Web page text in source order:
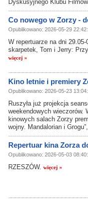
Dyskusyjnego Klubu
Co nowego w Zorzy -
Opublikowano: 2026-05-29
W repertuarze na dni
skarpetek, Tom i Jerry:
więcej »
Kino letnie i premiery
Opublikowano: 2026-05-23
Ruszyła już projekcja
weekendowych wieczorów.
kinowych salach Zorzy
wojny. Mandalorian i Grogu”,
Repertuar kina Zorza
Opublikowano: 2026-05-03
RZESZÓW. więcej »